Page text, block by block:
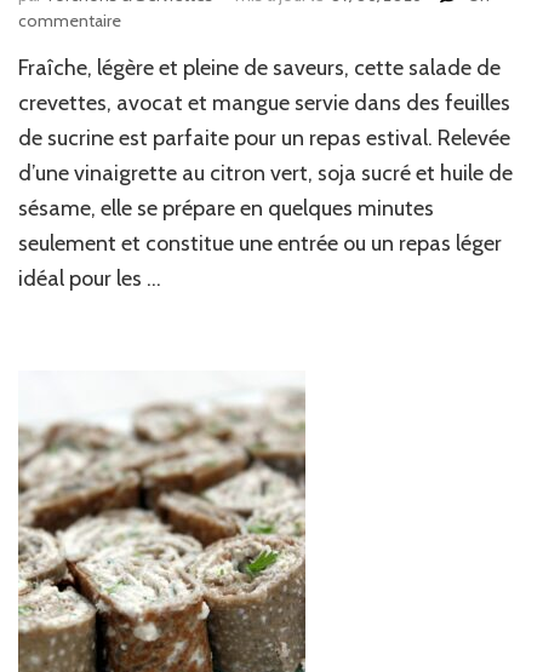
commentairesur
de
sucrine
crevettes,
avocat
mangue
Fraîche, légère et pleine de saveurs, cette salade de
crevettes, avocat et mangue servie dans des feuilles
de sucrine est parfaite pour un repas estival. Relevée
d’une vinaigrette au citron vert, soja sucré et huile de
sésame, elle se prépare en quelques minutes
seulement et constitue une entrée ou un repas léger
idéal pour les …